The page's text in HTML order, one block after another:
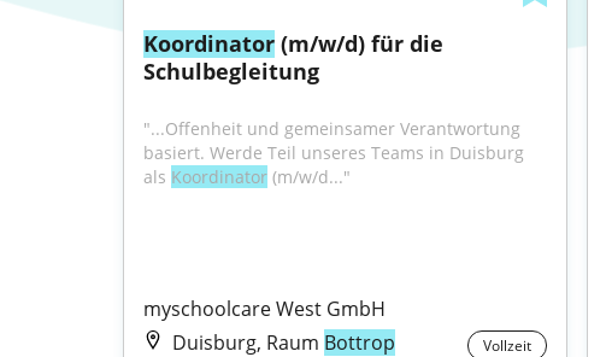
Koordinator (m/w/d) für die
Schulbegleitung
"...Offenheit und gemeinsamer Verantwortung
basiert. Werde Teil unseres Teams in Duisburg
als Koordinator (m/w/d..."
myschoolcare West GmbH
Duisburg, Raum Bottrop Vollzeit